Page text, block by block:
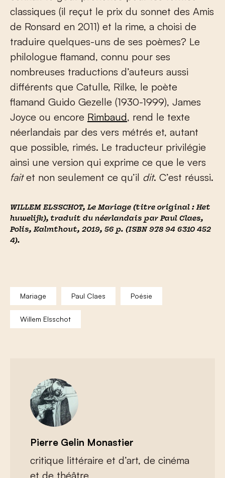
classiques (il reçut le prix du sonnet des Amis
de Ronsard en 2011) et la rime, a choisi de
traduire quelques-uns de ses poèmes? Le
philologue flamand, connu pour ses
nombreuses traductions d’auteurs aussi
différents que Catulle, Rilke, le poète
flamand Guido Gezelle (1930-1999), James
Joyce ou encore Rimbaud, rend le texte
néerlandais par des vers métrés et, autant
que possible, rimés. Le traducteur privilégie
ainsi une version qui exprime ce que le vers
faitet non seulement ce qu’il dit. C’est réussi.
WILLEM ELSSCHOT,Le Mariage (titre original :Het
huwelijk), traduit du néerlandais par Paul Claes,
Polis, Kalmthout, 2019, 56 p. (ISBN 978 94 6310 452
4).
Mariage Paul Claes Poésie
Willem Elsschot
Pierre Gelin Monastier
critique littéraire et d’art, de cinéma
et de théâtre